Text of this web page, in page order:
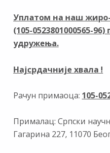
o
k
m n
Уплатом на наш
(105-0523801000565-
удружења.
Најсрдачније хвала !
Рачун примаоца: 105-
Прималац: Српски
Гагарина 227, 11070